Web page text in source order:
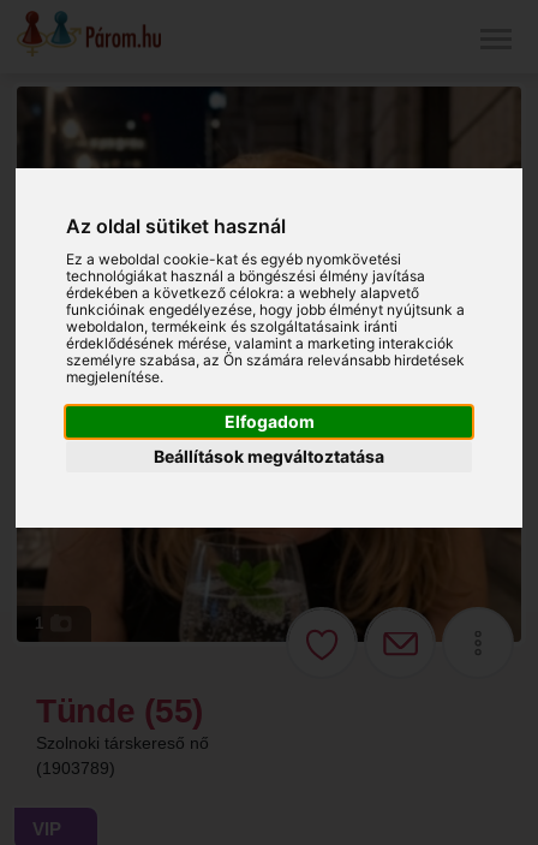
Az oldal sütiket használ
Ez a weboldal cookie-kat és egyéb nyomkövetési
technológiákat használ a böngészési élmény javítása
érdekében a következő célokra:a webhely alapvető
funkcióinak engedélyezése, hogy jobb élményt nyújtsunk a
weboldalon,termékeink és szolgáltatásaink iránti
érdeklődésének mérése, valamint a marketing interakciók
személyre szabása,az Ön számára relevánsabb hirdetések
megjelenítése.
Elfogadom
Beállítások megváltoztatása
1
Tünde (55)
Szolnoki társkereső nő
(1903789)
VIP